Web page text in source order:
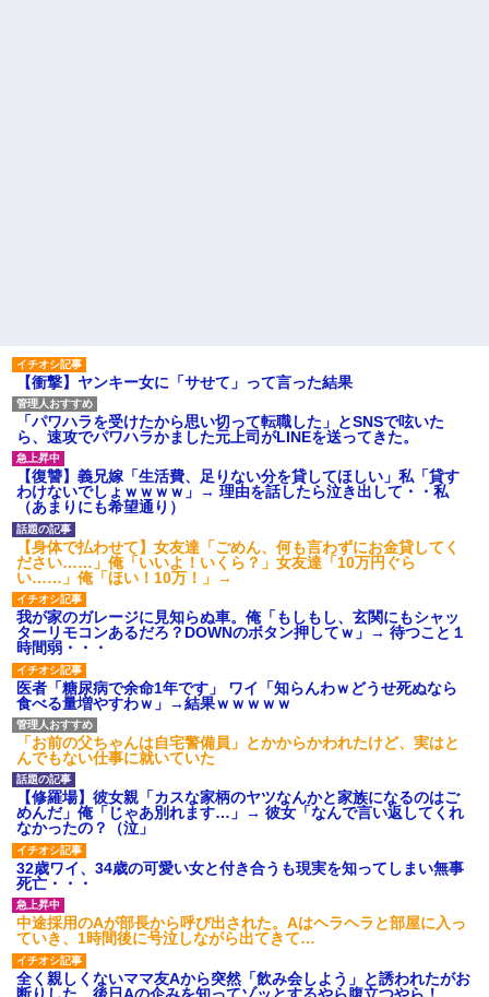
ハードオフに売っていた4万
4000円のフィギュアがヤバすぎ
るｗｗｗｗｗｗ「こんな高い
の？ｗｗ」「逆に超安い」
私「ちょっと、人の家の金庫
触らないでよ！」キチママ『そ
こに金庫があったから、開けて
みようとしただけ☆』義兄「泥
は出てけ！二度と来るな！」結
果・・・
私「初めて飲む味だけどなん
のお茶？」彼「ちっ！」私「」
【GIF】JSのカンチョーワロ
タ
後続車にクラクションを鳴ら
され彼氏が逆切れ。「何クラク
ション鳴らしてんだ！降りてこ
いよ！」と怒鳴りだし...
【衝撃】報酬100万円超の治験
募集がこちらｗｗｗｗｗ(※画像
あり)
【ネット騒然】惨殺されたタ
ワマン頂き女子のこの動画、す
げえええええｗｗｗｗｗｗｗｗ
ｗｗｗ
【愕然】白のクラウン俺氏、
高速道路左車線を制限速度で走
った結果wwwwwwwwwwww
百年の恋12-899 食べた量を
張り合ってくる
【悲報】佐藤輝明・・・２軍
でも盛大にやらかす←あまり悲
しませないでくれ
【衝撃】ヤンキー女に「サせて」って言った結果
「パワハラを受けたから思い切って転職した」とSNSで呟いた
ら、速攻でパワハラかました元上司がLINEを送ってきた。
【復讐】義兄嫁「生活費、足りない分を貸してほしい」私「貸す
わけないでしょｗｗｗｗ」→ 理由を話したら泣き出して・・私
（あまりにも希望通り）
【身体で払わせて】女友達「ごめん、何も言わずにお金貸してく
ださい……」俺「いいよ！いくら？」女友達「10万円ぐら
い……」俺「ほい！10万！」→
我が家のガレージに見知らぬ車。俺「もしもし、玄関にもシャッ
ターリモコンあるだろ？DOWNのボタン押してｗ」→ 待つこと１
時間弱・・・
医者「糖尿病で余命1年です」 ワイ「知らんわｗどうせ死ぬなら
食べる量増やすわｗ」→結果ｗｗｗｗｗ
「お前の父ちゃんは自宅警備員」とかからかわれたけど、実はと
んでもない仕事に就いていた
【修羅場】彼女親「カスな家柄のヤツなんかと家族になるのはご
めんだ」俺「じゃあ別れます…」→ 彼女「なんで言い返してくれ
なかったの？（泣」
32歳ワイ、34歳の可愛い女と付き合うも現実を知ってしまい無事
死亡・・・
中途採用のAが部長から呼び出された。Aはヘラヘラと部屋に入っ
ていき、1時間後に号泣しながら出てきて…
全く親しくないママ友Aから突然「飲み会しよう」と誘われたがお
断りした。後日Aの企みを知ってゾッとするやら腹立つやら！